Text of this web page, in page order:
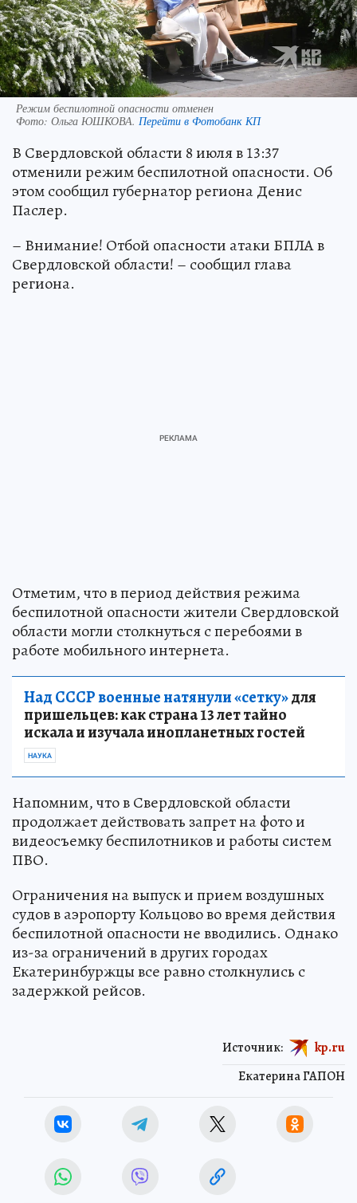
Режим беспилотной опасности отменен
Фото: Ольга ЮШКОВА. Перейти в Фотобанк КП
В Свердловской области 8 июля в 13:37
отменили режим беспилотной опасности. Об
этом сообщил губернатор региона Денис
Паслер.
– Внимание! Отбой опасности атаки БПЛА в
Свердловской области! – сообщил глава
региона.
Отметим, что в период действия режима
беспилотной опасности жители Свердловской
области могли столкнуться с перебоями в
работе мобильного интернета.
Над СССР военные натянули «сетку»для
пришельцев: как страна 13 лет тайно
искала и изучала инопланетных гостей
НАУКА
Напомним, что в Свердловской области
продолжает действовать запрет на фото и
видеосъемку беспилотников и работы систем
ПВО.
Ограничения на выпуск и прием воздушных
судов в аэропорту Кольцово во время действия
беспилотной опасности не вводились. Однако
из-за ограничений в других городах
Екатеринбуржцы все равно столкнулись с
задержкой рейсов.
Екатерина ГАПОН
Источник: kp.ru